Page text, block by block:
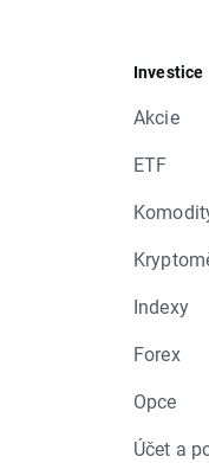
Investice
Akcie
ETF
Indexy
Forex
Opce
Účet a